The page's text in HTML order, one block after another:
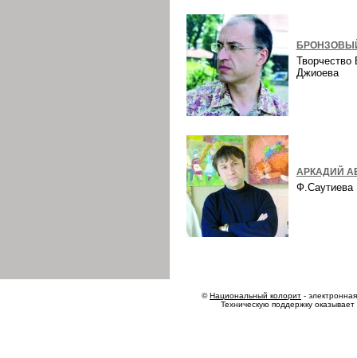
Творчество
Джиоева
АРКАДИЙ
©Национальный колорит -
Техническую поддержку